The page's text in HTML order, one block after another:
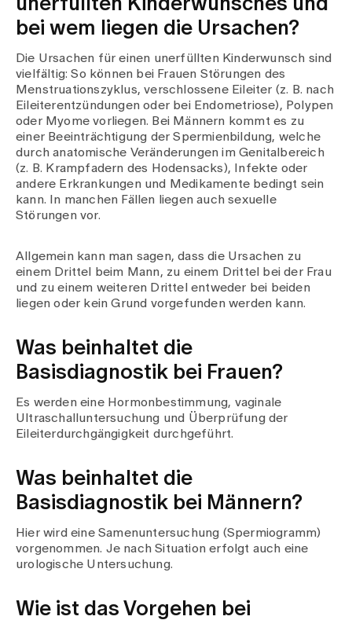
bei wem liegen die Ursachen?
Die Ursachen für einen unerfüllten Kinderwunsch sind
vielfältig: So können bei Frauen Störungen des
Menstruationszyklus, verschlossene Eileiter (z. B. nach
Eileiterentzündungen oder bei Endometriose), Polypen
oder Myome vorliegen. Bei Männern kommt es zu
einer Beeinträchtigung der Spermienbildung, welche
durch anatomische Veränderungen im Genitalbereich
(z. B. Krampfadern des Hodensacks), Infekte oder
andere Erkrankungen und Medikamente bedingt sein
kann. In manchen Fällen liegen auch sexuelle
Störungen vor.
Allgemein kann man sagen, dass die Ursachen zu
einem Drittel beim Mann, zu einem Drittel bei der Frau
und zu einem weiteren Drittel entweder bei beiden
liegen oder kein Grund vorgefunden werden kann.
Was beinhaltet die
Basisdiagnostik bei Frauen?
Es werden eine Hormonbestimmung, vaginale
Ultraschalluntersuchung und Überprüfung der
Eileiterdurchgängigkeit durchgeführt.
Was beinhaltet die
Basisdiagnostik bei Männern?
Hier wird eine Samenuntersuchung (Spermiogramm)
vorgenommen. Je nach Situation erfolgt auch eine
urologische Untersuchung.
Wie ist das Vorgehen bei